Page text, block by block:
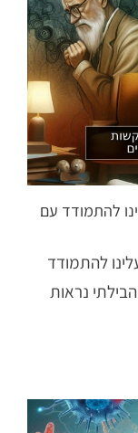
להתמודד עם
להתמודד
נראות